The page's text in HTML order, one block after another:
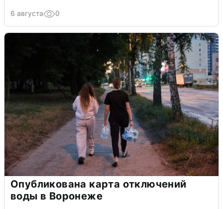
6 августа 0
Опубликована карта отключений
воды в Воронеже